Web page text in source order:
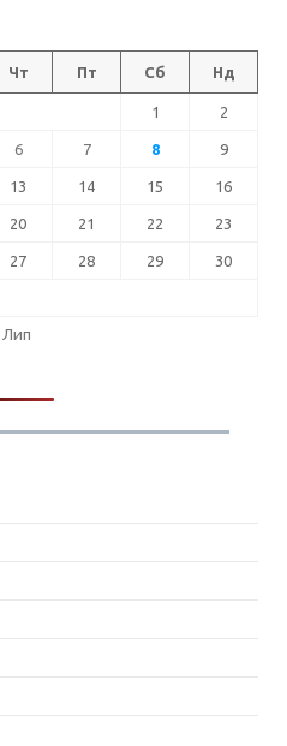
Чт Пт Сб Нд
1 2
6 7 8 9
13 14 15 16
20 21 22 23
27 28 29 30
Лип